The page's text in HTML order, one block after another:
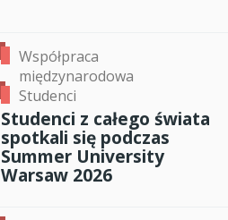
Współpraca
międzynarodowa
Studenci
Studenci z całego świata
spotkali się podczas
Summer University
Warsaw 2026